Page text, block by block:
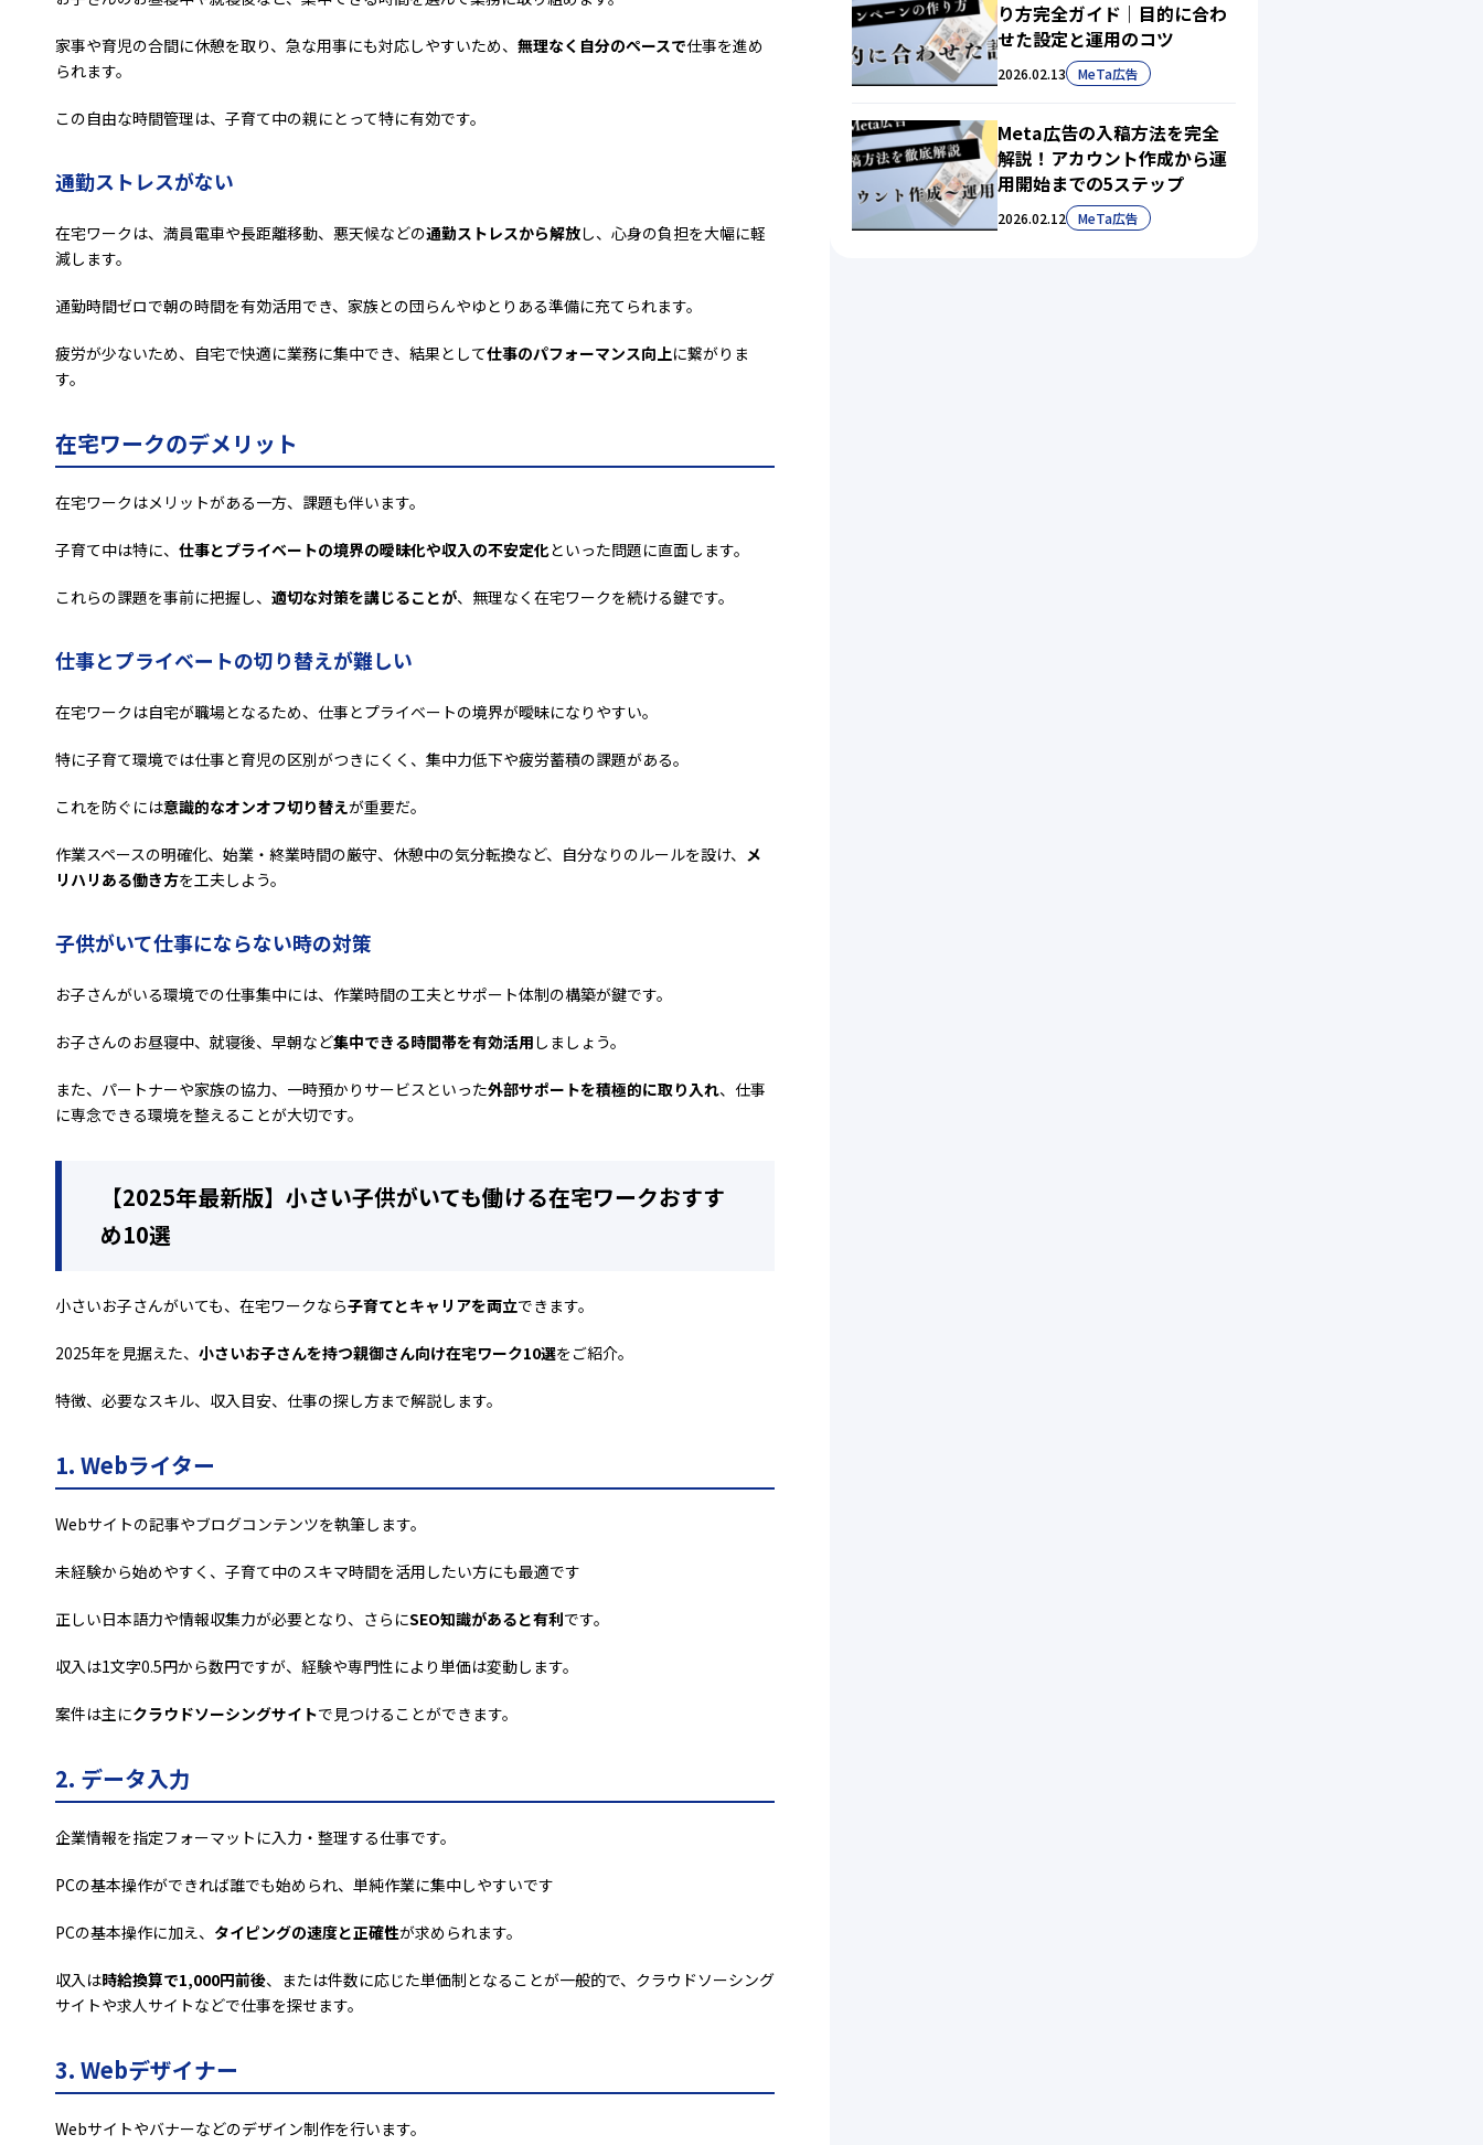
家事や育児の合間に休憩を取り、急な用事にも対応しやすいため、 無理なく自分のペースで仕事を進め
られます。
この自由な時間管理は、子育て中の親にとって特に有効です。
通勤ストレスがない
在宅ワークは、満員電車や長距離移動、悪天候などの通勤ストレスから解放し、心身の負担を大幅に軽
減します。
通勤時間ゼロで朝の時間を有効活用でき、家族との団らんやゆとりある準備に充てられます。
疲労が少ないため、自宅で快適に業務に集中でき、結果として仕事のパフォーマンス向上に繋がりま
す。
在宅ワークのデメリット
在宅ワークはメリットがある一方、課題も伴います。
子育て中は特に、 仕事とプライベートの境界の曖昧化や収入の不安定化といった問題に直面します。
これらの課題を事前に把握し、 適切な対策を講じることが、無理なく在宅ワークを続ける鍵です。
仕事とプライベートの切り替えが難しい
在宅ワークは自宅が職場となるため、仕事とプライベートの境界が曖昧になりやすい。
特に子育て環境では仕事と育児の区別がつきにくく、集中力低下や疲労蓄積の課題がある。
これを防ぐには意識的なオンオフ切り替えが重要だ。
作業スペースの明確化、始業・終業時間の厳守、休憩中の気分転換など、自分なりのルールを設け、 メ
リハリある働き方を工夫しよう。
子供がいて仕事にならない時の対策
お子さんがいる環境での仕事集中には、作業時間の工夫とサポート体制の構築が鍵です。
お子さんのお昼寝中、就寝後、早朝など集中できる時間帯を有効活用 しましょう。
また、パートナーや家族の協力、一時預かりサービスといった外部サポートを積極的に取り入れ、仕事
に専念できる環境を整えることが大切です。
【2025年最新版】小さい子供がいても働ける在宅ワークおすす
め10選
小さいお子さんがいても、在宅ワークなら子育てとキャリアを両立できます。
2025年を見据えた、 小さいお子さんを持つ親御さん向け在宅ワーク10選をご紹介。
特徴、必要なスキル、収入目安、仕事の探し方まで解説します。
1. Webライター
Webサイトの記事やブログコンテンツを執筆します。
未経験から始めやすく、子育て中のスキマ時間を活用したい方にも最適です
正しい日本語力や情報収集力が必要となり、さらにSEO知識があると有利です。
収入は1文字0.5円から数円ですが、経験や専門性により単価は変動します。
案件は主にクラウドソーシングサイトで見つけることができます。
2. データ入力
企業情報を指定フォーマットに入力・整理する仕事です。
PCの基本操作ができれば誰でも始められ、単純作業に集中しやすいです
PCの基本操作に加え、 タイピングの速度と正確性が求められます。
収入は時給換算で1,000円前後、または件数に応じた単価制となることが一般的で、クラウドソーシング
サイトや求人サイトなどで仕事を探せます。
3. Webデザイナー
Webサイトやバナーなどのデザイン制作を行います。
り方完全ガイド｜目的に合わ
せた設定と運用のコツ
2026.02.13 MeTa広告
Meta広告の入稿方法を完全
解説！アカウント作成から運
用開始までの5ステップ
2026.02.12 MeTa広告